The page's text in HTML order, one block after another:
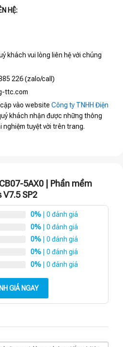
HỆ:
khách vui lòng liên hệ với chúng
226 (zalo/call)
ttc.com
vào website Công ty TNHH Điện
khách nhận được những thông
tuyệt vời trên trang.
5AX0 | Phần mềm
V7.5 SP2
0% | 0 đánh giá
0% | 0 đánh giá
0% | 0 đánh giá
0% | 0 đánh giá
0% | 0 đánh giá
GIÁ NGAY